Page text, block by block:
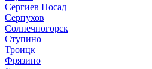
Сергиев Посад
Серпухов
Солнечногорск
Ступино
Троицк
Фрязино